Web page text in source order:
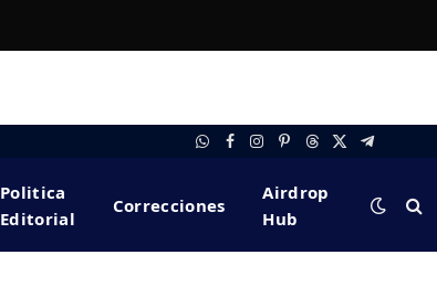
WhatsApp
FacebookInstagram
Pinterest
Threads
X
Telegram
Politica
Editorial
Correcciones
Airdrop
Hub